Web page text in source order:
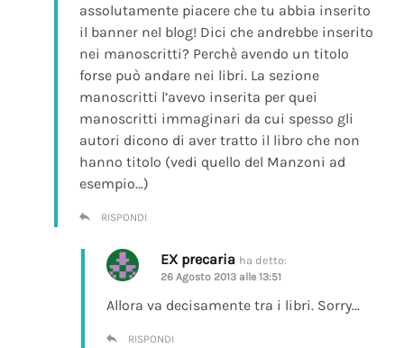
assolutamente piacere che tu abbia inserito
il banner nel blog! Dici che andrebbe inserito
nei manoscritti? Perchè avendo un titolo
forse può andare nei libri. La sezione
manoscritti l’avevo inserita per quei
manoscritti immaginari da cui spesso gli
autori dicono di aver tratto il libro che non
hanno titolo (vedi quello del Manzoni ad
esempio…)
RISPONDI
EX precaria ha detto:
26 Agosto 2013 alle 13:51
Allora va decisamente tra i libri. Sorry…
RISPONDI